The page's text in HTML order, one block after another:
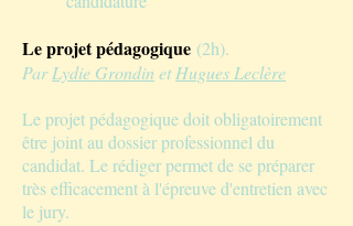
Le projet pédagogique (2h).
ParLydie Grondin etHugues Leclère
Le projet pédagogique doit obligatoirement
être joint au dossier professionnel du
candidat. Le rédiger permet de se préparer
très efficacement à l'épreuve d'entretien avec
le jury.